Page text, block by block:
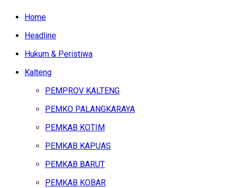
Home
Headline
Hukum & Peristiwa
Kalteng
PEMPROV KALTENG
PEMKO PALANGKARAYA
PEMKAB KOTIM
PEMKAB KAPUAS
PEMKAB BARUT
PEMKAB KOBAR